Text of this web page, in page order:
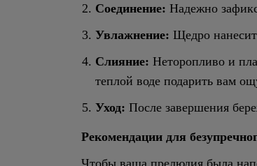
Соединение: Надежно
Увлажнение: Щедро
Слияние: Неторопливо и
теплой воде подарить вам
Уход: После завершения
Рекомендации для
Чтобы ваша прелюдия была